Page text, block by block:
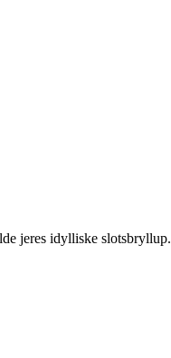
jeres idylliske slotsbryllup.